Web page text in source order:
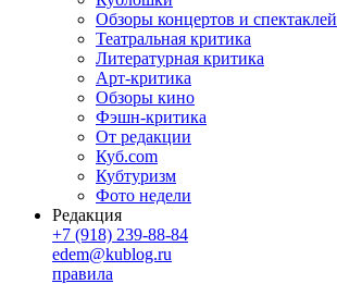
Обзоры концертов и спектаклей
Театральная критика
Литературная критика
Арт-критика
Обзоры кино
Фэшн-критика
От редакции
Куб.com
Кубтуризм
Фото недели
Редакция
+7 (918) 239-88-84
edem@kublog.ru
правила